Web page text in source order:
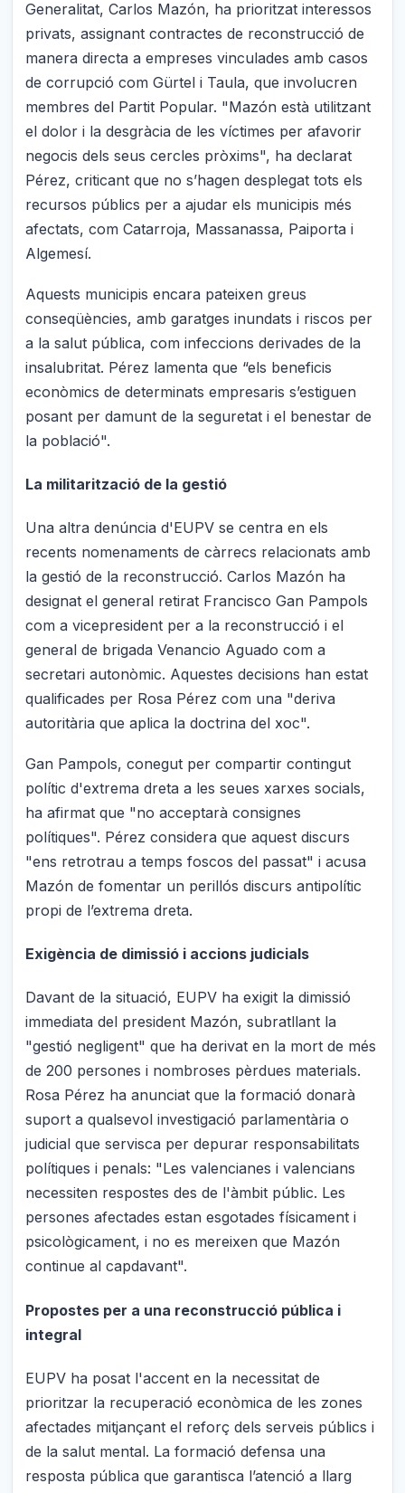
Generalitat, Carlos Mazón, ha prioritzat interessos
privats, assignant contractes de reconstrucció de
manera directa a empreses vinculades amb casos
de corrupció com Gürtel i Taula, que involucren
membres del Partit Popular. "Mazón està utilitzant
el dolor i la desgràcia de les víctimes per afavorir
negocis dels seus cercles pròxims", ha declarat
Pérez, criticant que no s’hagen desplegat tots els
recursos públics per a ajudar els municipis més
afectats, com Catarroja, Massanassa, Paiporta i
Algemesí.
Aquests municipis encara pateixen greus
conseqüències, amb garatges inundats i riscos per
a la salut pública, com infeccions derivades de la
insalubritat. Pérez lamenta que “els beneficis
econòmics de determinats empresaris s’estiguen
posant per damunt de la seguretat i el benestar de
la població".
La militarització de la gestió
Una altra denúncia d'EUPV se centra en els
recents nomenaments de càrrecs relacionats amb
la gestió de la reconstrucció. Carlos Mazón ha
designat el general retirat Francisco Gan Pampols
com a vicepresident per a la reconstrucció i el
general de brigada Venancio Aguado com a
secretari autonòmic. Aquestes decisions han estat
qualificades per Rosa Pérez com una "deriva
autoritària que aplica la doctrina del xoc".
Gan Pampols, conegut per compartir contingut
polític d'extrema dreta a les seues xarxes socials,
ha afirmat que "no acceptarà consignes
polítiques". Pérez considera que aquest discurs
"ens retrotrau a temps foscos del passat" i acusa
Mazón de fomentar un perillós discurs antipolític
propi de l’extrema dreta.
Exigència de dimissió i accions judicials
Davant de la situació, EUPV ha exigit la dimissió
immediata del president Mazón, subratllant la
"gestió negligent" que ha derivat en la mort de més
de 200 persones i nombroses pèrdues materials.
Rosa Pérez ha anunciat que la formació donarà
suport a qualsevol investigació parlamentària o
judicial que servisca per depurar responsabilitats
polítiques i penals: "Les valencianes i valencians
necessiten respostes des de l'àmbit públic. Les
persones afectades estan esgotades físicament i
psicològicament, i no es mereixen que Mazón
continue al capdavant".
Propostes per a una reconstrucció pública i
integral
EUPV ha posat l'accent en la necessitat de
prioritzar la recuperació econòmica de les zones
afectades mitjançant el reforç dels serveis públics i
de la salut mental. La formació defensa una
resposta pública que garantisca l’atenció a llarg